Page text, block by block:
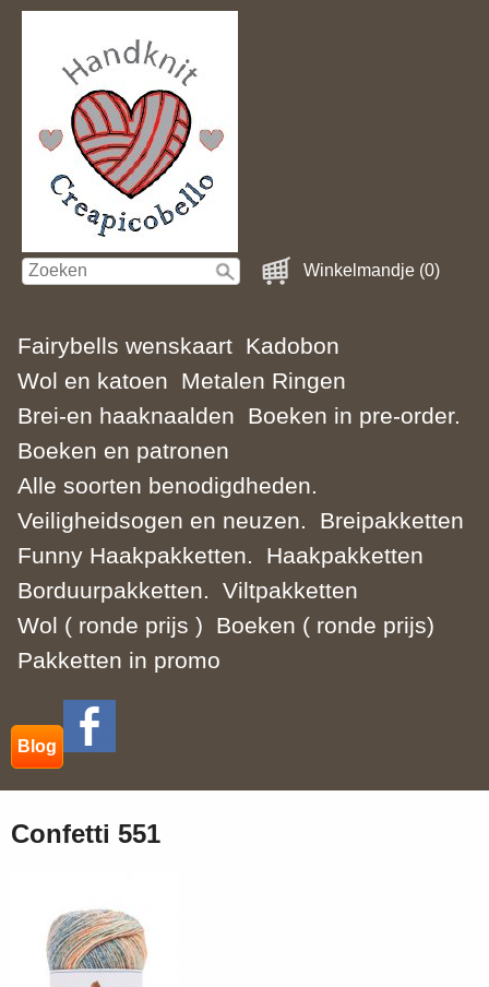
Winkelmandje (0)
Fairybells wenskaart Kadobon
Wol en katoen
Metalen Ringen
Brei-en haaknaalden
Boeken in pre-order.
Boeken en patronen
Alle soorten benodigdheden.
Veiligheidsogen en neuzen.
Breipakketten
Funny Haakpakketten.
Haakpakketten
Borduurpakketten.
Viltpakketten
Wol ( ronde prijs )
Boeken ( ronde prijs)
Pakketten in promo
Blog
Confetti 551